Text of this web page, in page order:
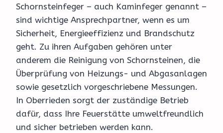
Schornsteinfeger – auch Kaminfeger genannt –
sind wichtige Ansprechpartner, wenn es um
Sicherheit, Energieeffizienz und Brandschutz
geht. Zu ihren Aufgaben gehören unter
anderem die Reinigung von Schornsteinen, die
Überprüfung von Heizungs- und Abgasanlagen
sowie gesetzlich vorgeschriebene Messungen.
In Oberrieden sorgt der zuständige Betrieb
dafür, dass Ihre Feuerstätte umweltfreundlich
und sicher betrieben werden kann.